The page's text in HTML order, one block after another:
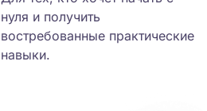
нуля и получить
востребованные практические
навыки.